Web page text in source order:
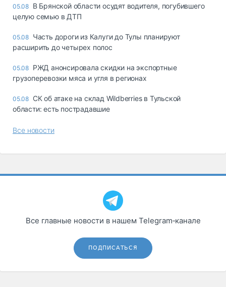
05.08 В Брянской области осудят водителя, погубившего
целую семью в ДТП
05.08 Часть дороги из Калуги до Тулы планируют
расширить до четырех полос
05.08 РЖД анонсировала скидки на экспортные
грузоперевозки мяса и угля в регионах
05.08 СК об атаке на склад Wildberries в Тульской
области: есть пострадавшие
Все новости
Все главные новости в нашем Telegram‑канале
ПОДПИСАТЬСЯ